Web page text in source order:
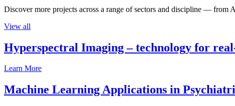
Discover more projects across a range of sectors and discipline — from
View all
Hyperspectral Imaging – technology for
Learn More
Machine Learning Applications in